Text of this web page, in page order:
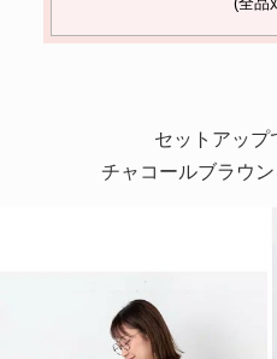
セットアップ
チャコールブラウ